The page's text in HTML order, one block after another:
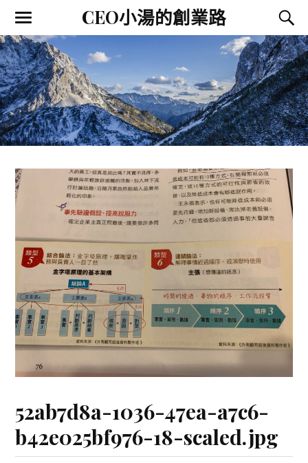
CEO小湯的創業路
52ab7d8a-1036-47ea-a7c6-
b42e025bf976-18-scaled.jpg